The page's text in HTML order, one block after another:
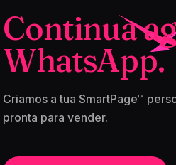
Continua
WhatsApp.
Criamos a tua SmartPage™
pronta para vender.